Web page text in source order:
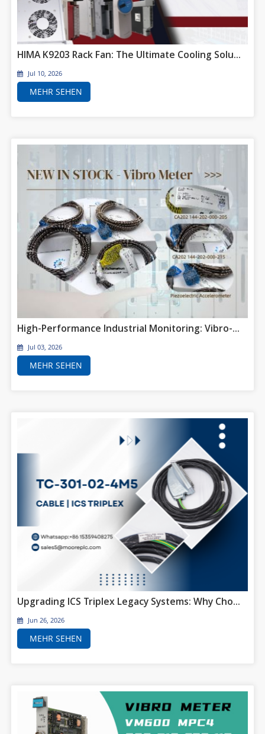
HIMA K9203 Rack Fan: The Ultimate Cooling Solution for Legacy Automation Systems
Jul 10, 2026
MEHR SEHEN
High-Performance Industrial Monitoring: Vibro-Meter CA202 Piezoelectric Accelerometers Now Available
Jul 03, 2026
MEHR SEHEN
Upgrading ICS Triplex Legacy Systems: Why Choose Trusted TC-301-02-4M5?
Jun 26, 2026
MEHR SEHEN